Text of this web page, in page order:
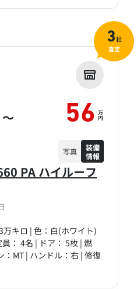
PA ハイルーフ
キロ | 色：白(ホワイト)
： 4名 | ドア： 5枚 | 燃
MT | ハンドル：右 | 修復
～ 56 万
円
写真
装備
情報
3社
査定